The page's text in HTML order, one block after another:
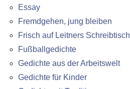
Essay
Fremdgehen, jung bleiben
Frisch auf Leitners Schreibtisch
Fußballgedichte
Gedichte aus der Arbeitswelt
Gedichte für Kinder